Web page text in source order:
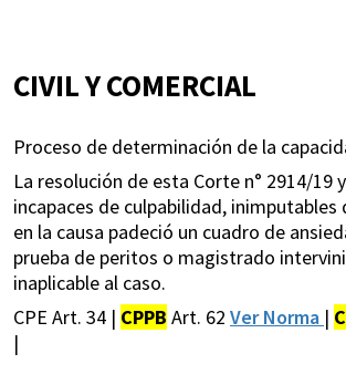
CIVIL Y COMERCIAL
Proceso de determinación de la
La resolución de esta Corte n° 2914/
incapaces de culpabilidad,
en la causa padeció un cuadro de
prueba de peritos o magistrado
inaplicable al caso.
CPE Art. 34 | CPPB Art. 62 Ver Norma |
|